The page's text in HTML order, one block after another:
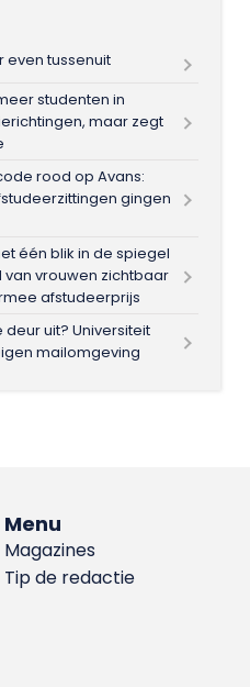
even tussenuit
studenten in
maar zegt
rood op Avans:
gingen
één blik in de spiegel
vrouwen zichtbaar
afstudeerprijs
uit? Universiteit
mailomgeving
Menu
Magazines
Tip de redactie